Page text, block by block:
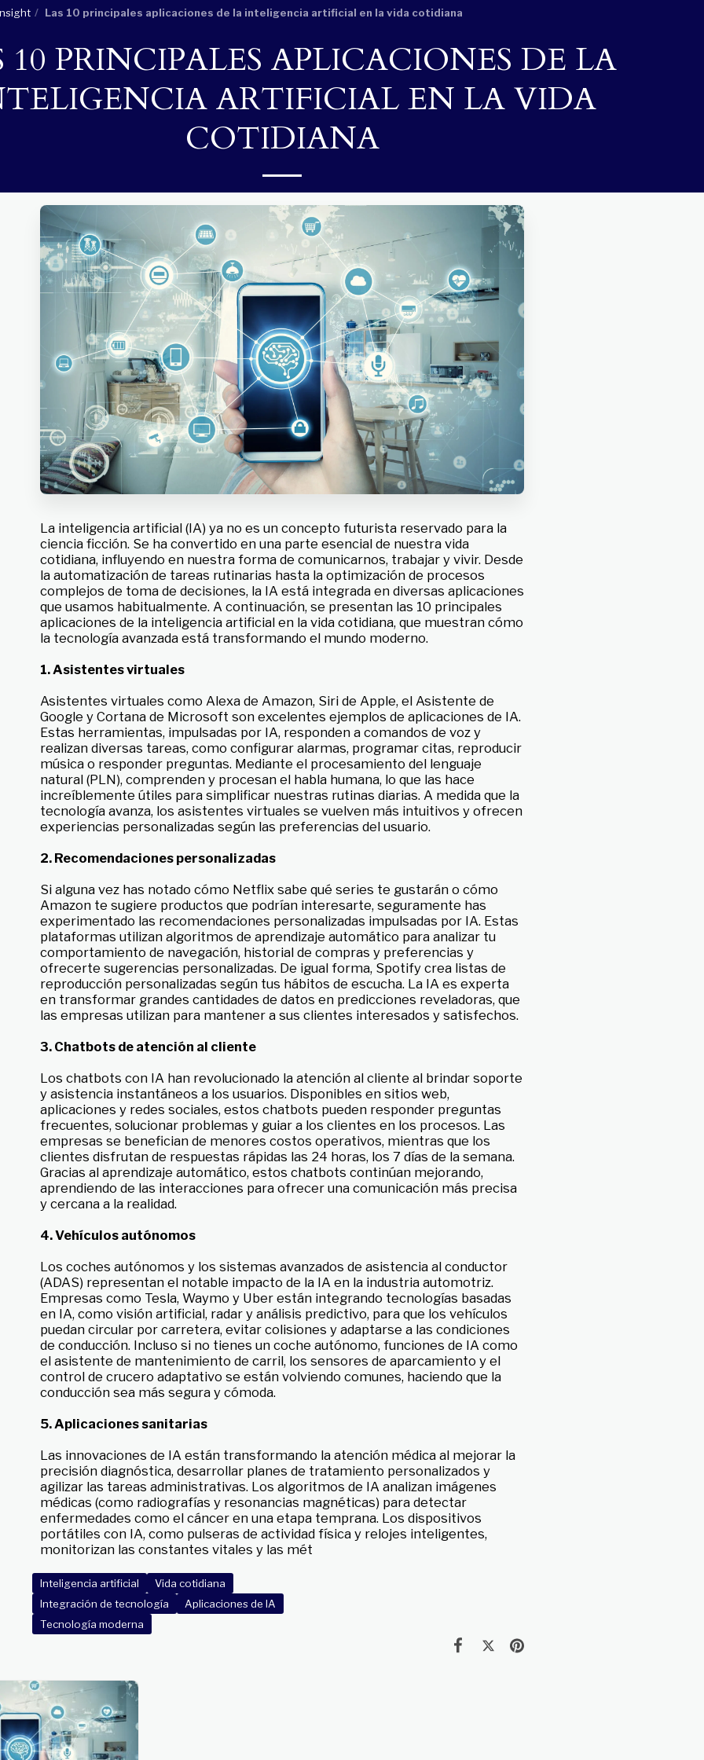
Las 10 principales aplicaciones de la inteligencia artificial en la vida cotidiana
10 PRINCIPALES APLICACIONES DE LA
ARTIFICIAL EN LA VIDA
COTIDIANA
La inteligencia artificial (IA) ya no es un concepto futurista reservado para la
ciencia ficción. Se ha convertido en una parte esencial de nuestra vida
cotidiana, influyendo en nuestra forma de comunicarnos, trabajar y vivir. Desde
la automatización de tareas rutinarias hasta la optimización de procesos
complejos de toma de decisiones, la IA está integrada en diversas aplicaciones
que usamos habitualmente. A continuación, se presentan las 10 principales
aplicaciones de la inteligencia artificial en la vida cotidiana, que muestran cómo
la tecnología avanzada está transformando el mundo moderno.
1. Asistentes virtuales
Asistentes virtuales como Alexa de Amazon, Siri de Apple, el Asistente de
Google y Cortana de Microsoft son excelentes ejemplos de aplicaciones de IA.
Estas herramientas, impulsadas por IA, responden a comandos de voz y
realizan diversas tareas, como configurar alarmas, programar citas, reproducir
música o responder preguntas. Mediante el procesamiento del lenguaje
natural (PLN), comprenden y procesan el habla humana, lo que las hace
increíblemente útiles para simplificar nuestras rutinas diarias. A medida que la
tecnología avanza, los asistentes virtuales se vuelven más intuitivos y ofrecen
experiencias personalizadas según las preferencias del usuario.
2. Recomendaciones personalizadas
Si alguna vez has notado cómo Netflix sabe qué series te gustarán o cómo
Amazon te sugiere productos que podrían interesarte, seguramente has
experimentado las recomendaciones personalizadas impulsadas por IA. Estas
plataformas utilizan algoritmos de aprendizaje automático para analizar tu
comportamiento de navegación, historial de compras y preferencias y
ofrecerte sugerencias personalizadas. De igual forma, Spotify crea listas de
reproducción personalizadas según tus hábitos de escucha. La IA es experta
en transformar grandes cantidades de datos en predicciones reveladoras, que
las empresas utilizan para mantener a sus clientes interesados y satisfechos.
3. Chatbots de atención al cliente
Los chatbots con IA han revolucionado la atención al cliente al brindar soporte
y asistencia instantáneos a los usuarios. Disponibles en sitios web,
aplicaciones y redes sociales, estos chatbots pueden responder preguntas
frecuentes, solucionar problemas y guiar a los clientes en los procesos. Las
empresas se benefician de menores costos operativos, mientras que los
clientes disfrutan de respuestas rápidas las 24 horas, los 7 días de la semana.
Gracias al aprendizaje automático, estos chatbots continúan mejorando,
aprendiendo de las interacciones para ofrecer una comunicación más precisa
y cercana a la realidad.
4. Vehículos autónomos
Los coches autónomos y los sistemas avanzados de asistencia al conductor
(ADAS) representan el notable impacto de la IA en la industria automotriz.
Empresas como Tesla, Waymo y Uber están integrando tecnologías basadas
en IA, como visión artificial, radar y análisis predictivo, para que los vehículos
puedan circular por carretera, evitar colisiones y adaptarse a las condiciones
de conducción. Incluso si no tienes un coche autónomo, funciones de IA como
el asistente de mantenimiento de carril, los sensores de aparcamiento y el
control de crucero adaptativo se están volviendo comunes, haciendo que la
conducción sea más segura y cómoda.
5. Aplicaciones sanitarias
Las innovaciones de IA están transformando la atención médica al mejorar la
precisión diagnóstica, desarrollar planes de tratamiento personalizados y
agilizar las tareas administrativas. Los algoritmos de IA analizan imágenes
médicas (como radiografías y resonancias magnéticas) para detectar
enfermedades como el cáncer en una etapa temprana. Los dispositivos
portátiles con IA, como pulseras de actividad física y relojes inteligentes,
monitorizan las constantes vitales y las mét
Inteligencia artificial
Vida cotidiana
Integración de tecnología
Aplicaciones de IA
Tecnología moderna